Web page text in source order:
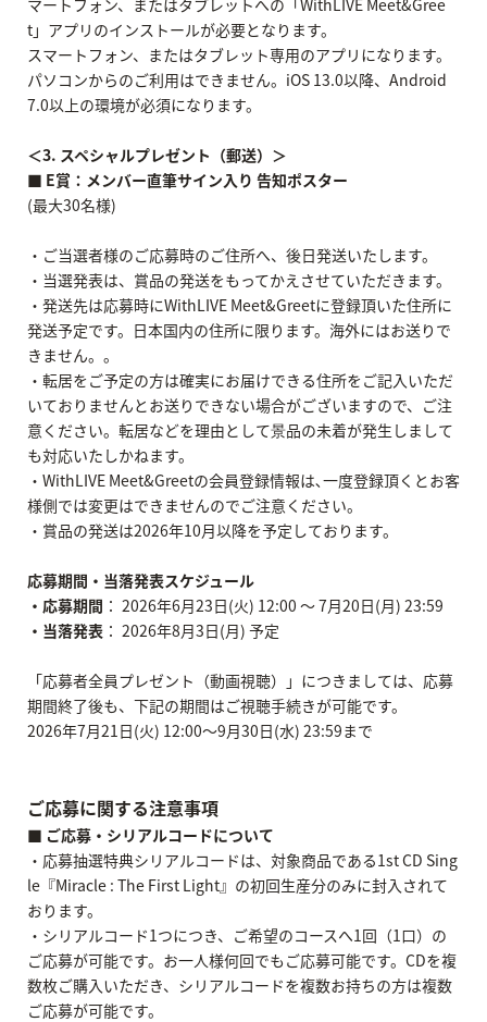
t」アプリのインストールが必要となります。
スマートフォン、またはタブレット専用のアプリになります。
パソコンからのご利用はできません。iOS 13.0以降、Android
7.0以上の環境が必須になります。
＜3. スペシャルプレゼント（郵送）＞
■ E賞：メンバー直筆サイン入り 告知ポスター
(最大30名様)
・ご当選者様のご応募時のご住所へ、後日発送いたします。
・当選発表は、賞品の発送をもってかえさせていただきます。
・発送先は応募時にWithLIVE Meet&Greetに登録頂いた住所に
発送予定です。日本国内の住所に限ります。海外にはお送りで
きません。。
・転居をご予定の方は確実にお届けできる住所をご記入いただ
いておりませんとお送りできない場合がございますので、ご注
意ください。転居などを理由として景品の未着が発生しまして
も対応いたしかねます。
・WithLIVE Meet&Greetの会員登録情報は､一度登録頂くとお客
様側では変更はできませんのでご注意ください。
・賞品の発送は2026年10月以降を予定しております。
応募期間・当落発表スケジュール
・応募期間 ： 2026年6月23日(火) 12:00 ～ 7月20日(月) 23:59
・当落発表 ： 2026年8月3日(月) 予定
「応募者全員プレゼント（動画視聴）」につきましては、応募
期間終了後も、下記の期間はご視聴手続きが可能です。
2026年7月21日(火) 12:00～9月30日(水) 23:59まで
ご応募に関する注意事項
■ ご応募・シリアルコードについて
・応募抽選特典シリアルコードは、対象商品である1st CD Sing
le『Miracle : The First Light』の初回生産分のみに封入されて
おります。
・シリアルコード1つにつき、ご希望のコースへ1回（1口）の
ご応募が可能です。お一人様何回でもご応募可能です。CDを複
数枚ご購入いただき、シリアルコードを複数お持ちの方は複数
ご応募が可能です。